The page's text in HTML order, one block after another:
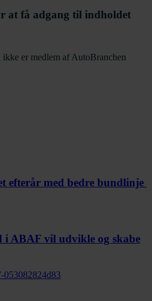
at få adgang til indholdet
er medlem af AutoBranchen
efterår med bedre bundlinje
i ABAF vil udvikle og skabe